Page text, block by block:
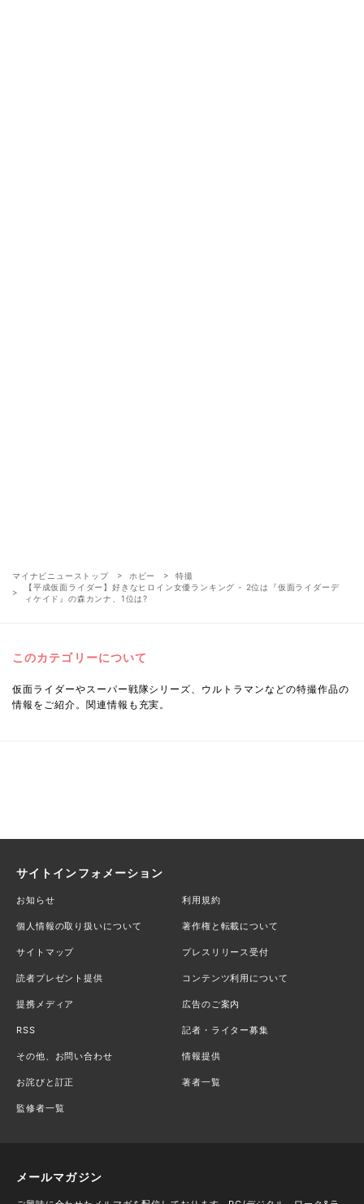
マイナビニューストップ ホビー
特撮
【平成仮面ライダー】好きなヒロイン女優ランキング - 2位は『仮面ライダーデ
ィケイド』の森カンナ、1位は?
このカテゴリーについて
仮面ライダーやスーパー戦隊シリーズ、ウルトラマンなどの特撮作品の
情報をご紹介。関連情報も充実。
サイトインフォメーション
お知らせ 利用規約
個人情報の取り扱いについて 著作権と転載について
サイトマップ プレスリリース受付
読者プレゼント提供 コンテンツ利用について
提携メディア 広告のご案内
RSS 記者・ライター募集
その他、お問い合わせ 情報提供
お詫びと訂正 著者一覧
監修者一覧
メールマガジン